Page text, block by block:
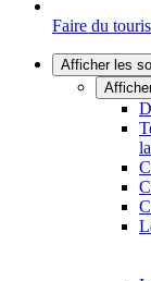
Faire du
Afficher les